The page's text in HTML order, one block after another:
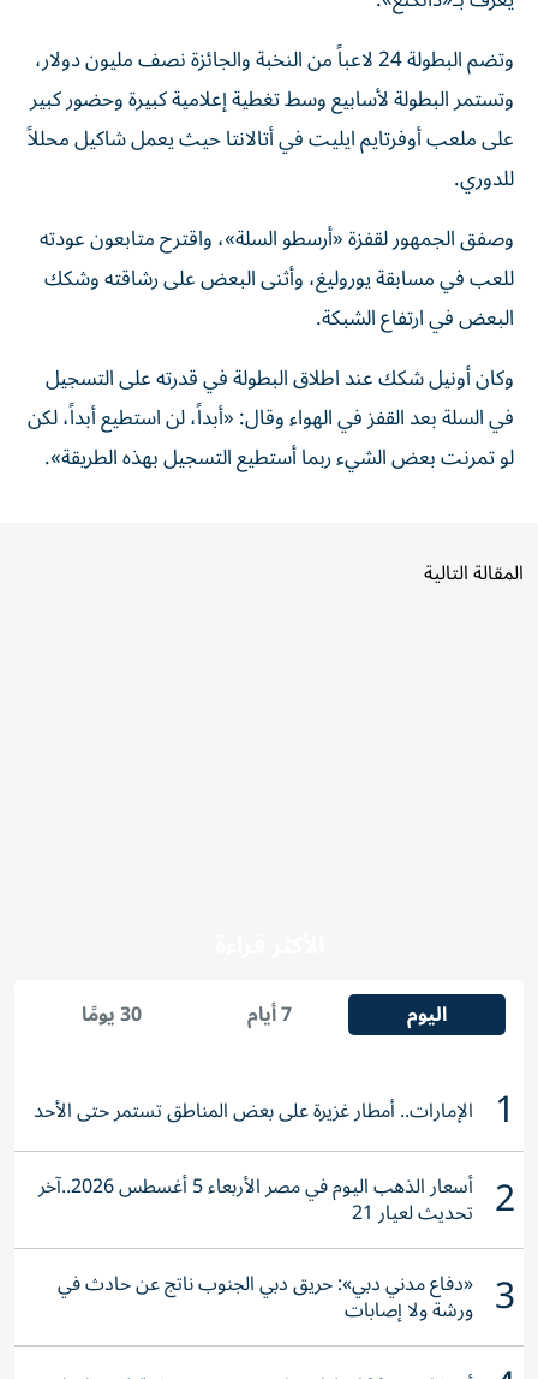
وتضم البطولة 24 لاعباً من النخبة والجائزة نصف مليون دولار،
وتستمر البطولة لأسابيع وسط تغطية إعلامية كبيرة وحضور كبير
على ملعب أوفرتايم ايليت في أتالانتا حيث يعمل شاكيل محللاً
للدوري.
وصفق الجمهور لقفزة «أرسطو السلة»، واقترح متابعون عودته
للعب في مسابقة يوروليغ، وأثنى البعض على رشاقته وشكك
البعض في ارتفاع الشبكة.
وكان أونيل شكك عند اطلاق البطولة في قدرته على التسجيل
في السلة بعد القفز في الهواء وقال: «أبداً، لن استطيع أبداً، لكن
لو تمرنت بعض الشيء ربما أستطيع التسجيل بهذه الطريقة».
المقالة التالية
اليوم 7 أيام 30 يومًا
1 الإمارات.. أمطار غزيرة على بعض المناطق تستمر حتى الأحد
2 أسعار الذهب اليوم في مصر الأربعاء 5 أغسطس 2026..آخر
تحديث لعيار 21
3 «دفاع مدني دبي»: حريق دبي الجنوب ناتج عن حادث في
ورشة ولا إصابات